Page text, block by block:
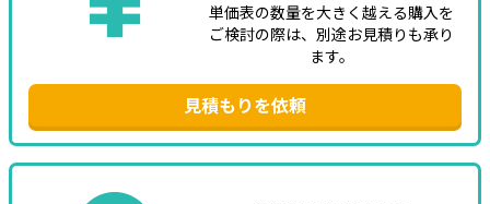
単価表の数量を大きく越える購入を
ご検討の際は、別途お見積りも承り
ます。
見積もりを依頼